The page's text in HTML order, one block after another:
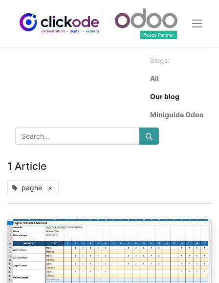
Blogs:
All
Our blog
Miniguide Odoo
1 Article
paghe ×